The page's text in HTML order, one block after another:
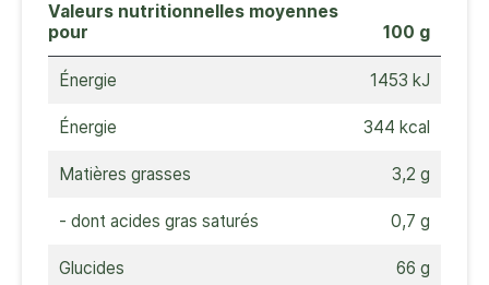
Valeurs nutritionnelles moyennes
pour
100 g
Énergie 1453 kJ
Énergie 344 kcal
Matières grasses 3,2 g
- dont acides gras saturés 0,7 g
Glucides 66 g